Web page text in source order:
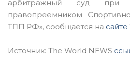
арбитражный суд
правопреемником
ТПП РФ», сообщается на сайте
Источник: The World NEWS